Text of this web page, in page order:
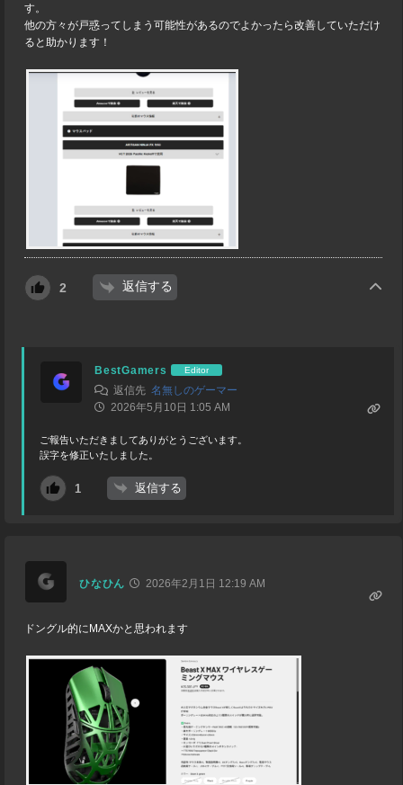
す。
他の方々が戸惑ってしまう可能性があるのでよかったら改善していただけ
ると助かります！
2 返信する
BestGamers Editor
返信先名無しのゲーマー
2026年5月10日 1:05 AM
ご報告いただきましてありがとうございます。
誤字を修正いたしました。
1 返信する
ひなひん 2026年2月1日 12:19 AM
ドングル的にMAXかと思われます